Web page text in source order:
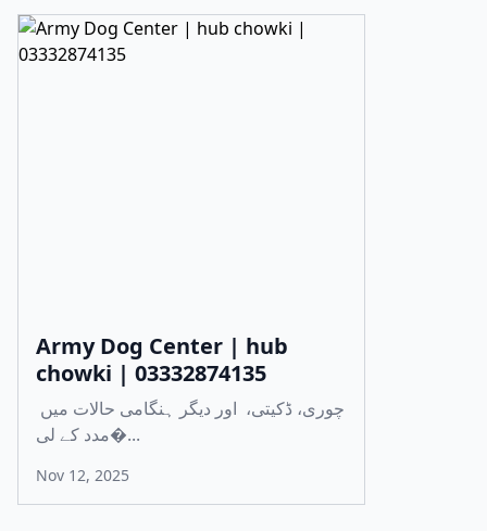
Army Dog Center | hub
chowki | 03332874135
مدد کے لی�...
Nov 12, 2025